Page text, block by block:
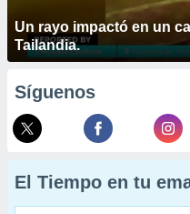
Un rayo impactó en un
Tailandia.
Síguenos
El Tiempo en tu